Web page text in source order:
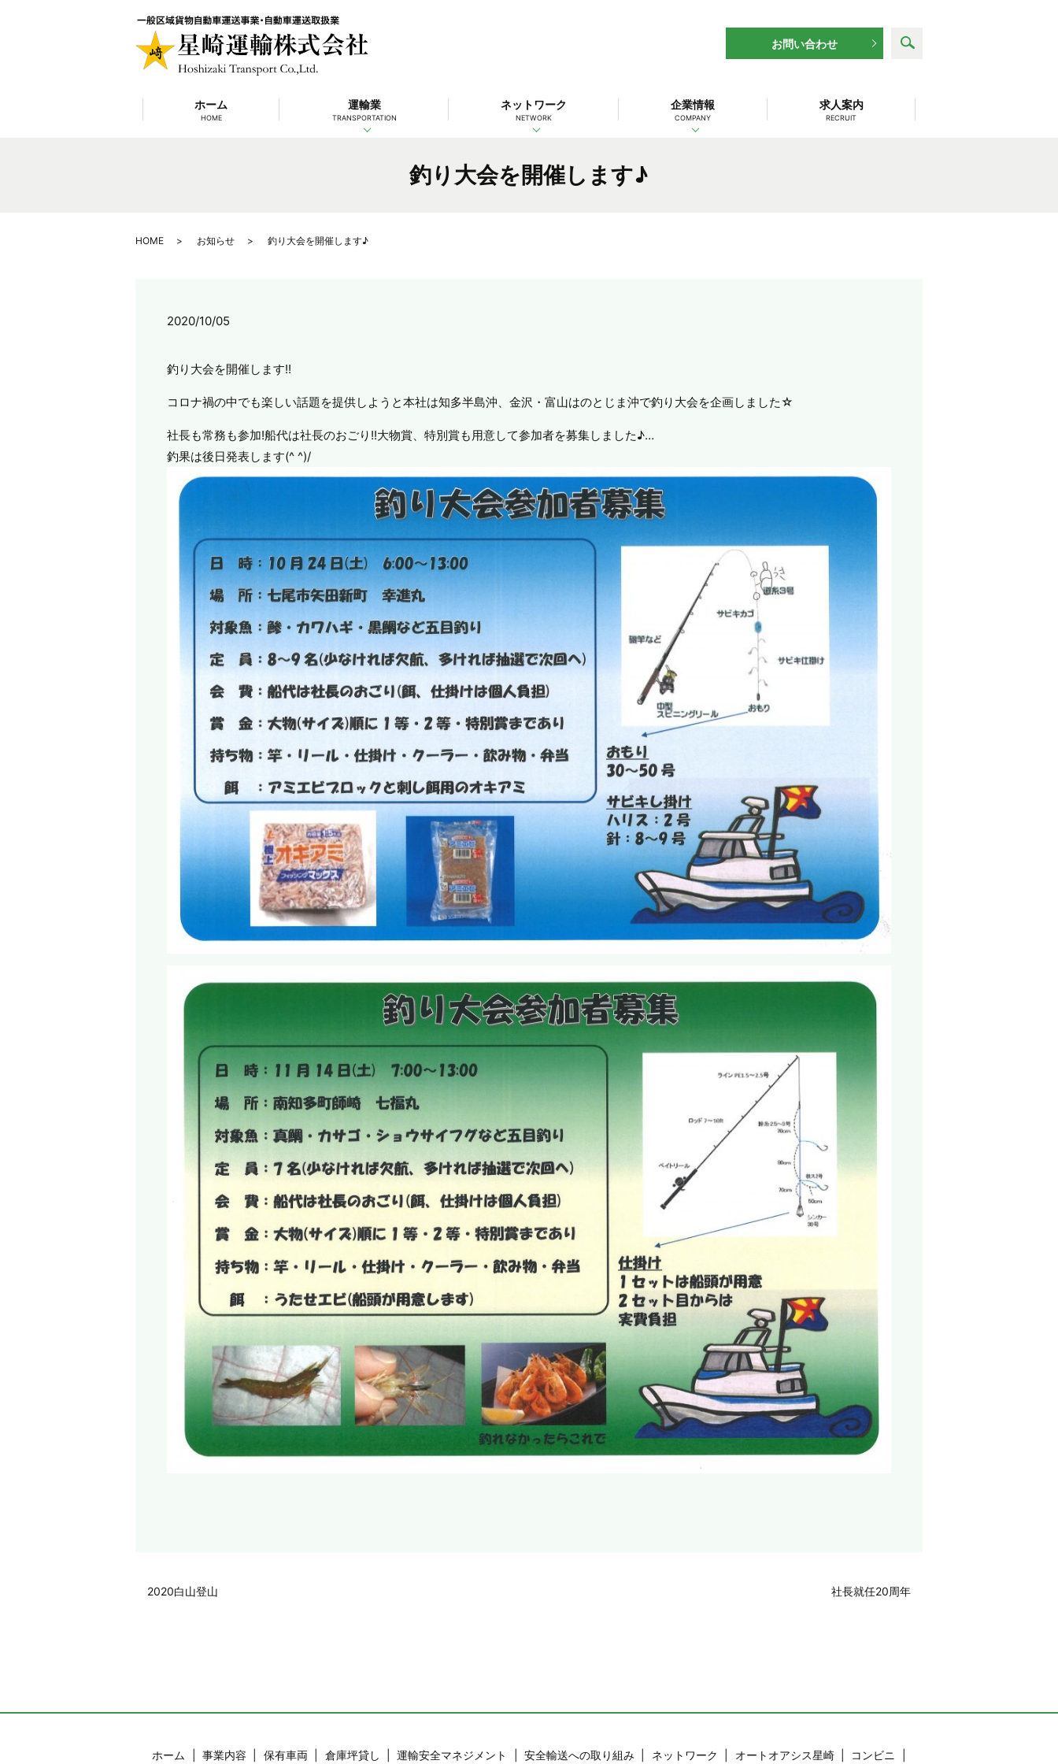
お問い合わせ
ホーム
HOME
運輸業
TRANSPORTATION
ネットワーク
NETWORK
企業情報
COMPANY
求人案内
RECRUIT
釣り大会を開催します♪
HOME お知らせ 釣り大会を開催します♪
2020/10/05
釣り大会を開催します!!
コロナ禍の中でも楽しい話題を提供しようと本社は知多半島沖、金沢・富山はのとじま沖で釣り大会を企画しました☆
社長も常務も参加!船代は社長のおごり!!大物賞、特別賞も用意して参加者を募集しました♪…
釣果は後日発表します(^ ^)/
2020白山登山 社長就任20周年
ホーム 事業内容 保有車両 倉庫坪貸し 運輸安全マネジメント 安全輸送への取り組み ネットワーク オートオアシス星崎 コンビニ